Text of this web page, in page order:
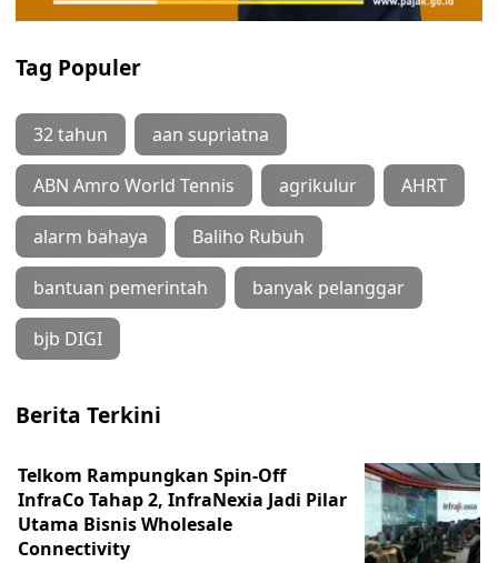
Tag Populer
32 tahun aan supriatna
ABN Amro World Tennis agrikulur AHRT
alarm bahaya Baliho Rubuh
bantuan pemerintah banyak pelanggar
bjb DIGI
Berita Terkini
Telkom Rampungkan Spin-Off
InfraCo Tahap 2, InfraNexia Jadi Pilar
Utama Bisnis Wholesale
Connectivity